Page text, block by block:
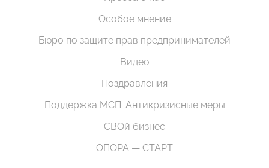
Особое мнение
Бюро по защите прав предпринимателей
Видео
Поздравления
Поддержка МСП. Антикризисные меры
СВОй бизнес
ОПОРА — СТАРТ